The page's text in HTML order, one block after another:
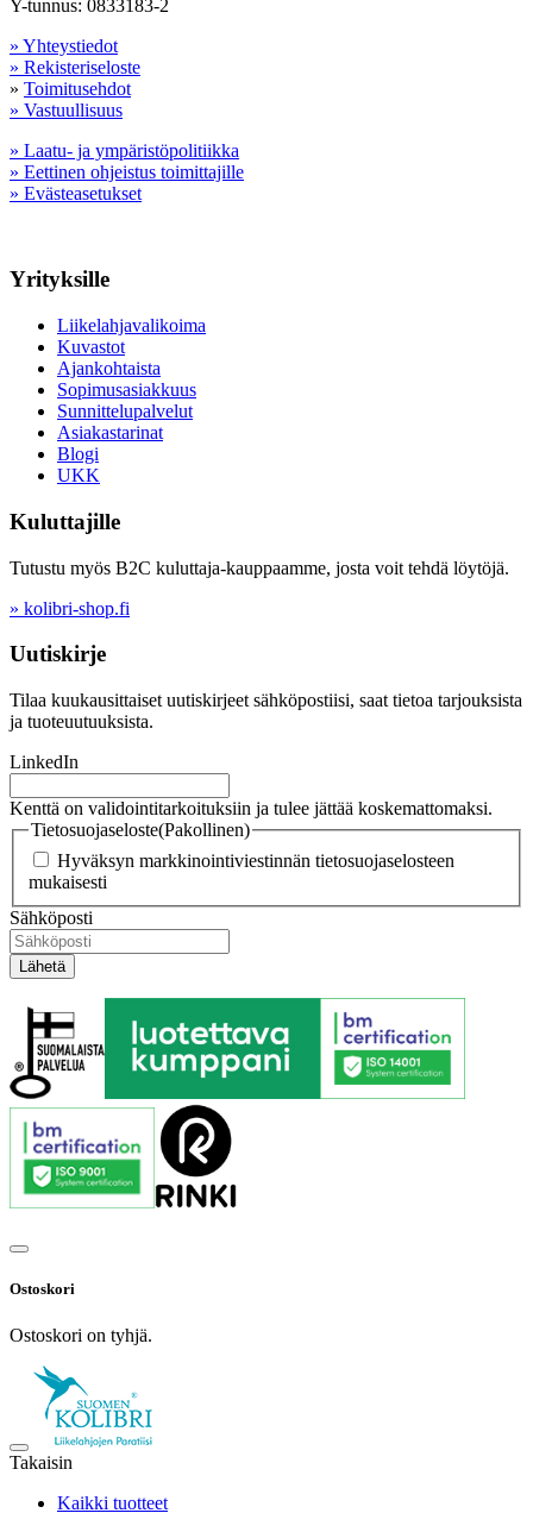
Y-tunnus: 0833183-2
» Yhteystiedot
» Rekisteriseloste
» Toimitusehdot
» Vastuullisuus
» Laatu- ja ympäristöpolitiikka
» Eettinen ohjeistus toimittajille
» Evästeasetukset
Yrityksille
Liikelahjavalikoima
Kuvastot
Ajankohtaista
Sopimusasiakkuus
Sunnittelupalvelut
Asiakastarinat
Blogi
UKK
Kuluttajille
Tutustu myös B2C kuluttaja-kauppaamme, josta voit tehdä löytöjä.
» kolibri-shop.fi
Uutiskirje
Tilaa kuukausittaiset uutiskirjeet sähköpostiisi, saat tietoa tarjouksista
ja tuoteuutuuksista.
LinkedIn
Kenttä on validointitarkoituksiin ja tulee jättää koskemattomaksi.
Tietosuojaseloste(Pakollinen)
Hyväksyn markkinointiviestinnän tietosuojaselosteen
mukaisesti
Sähköposti
Ostoskori
Ostoskori on tyhjä.
Takaisin
Kaikki tuotteet